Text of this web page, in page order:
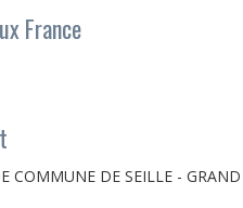
France
COMMUNE DE SEILLE -